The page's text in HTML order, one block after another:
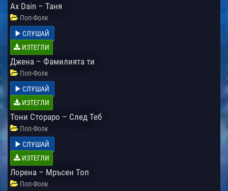
Ax Dain – Таня
Поп-Фолк
СЛУШАЙ
ИЗТЕГЛИ
Джена – Фамилията ти
Поп-Фолк
СЛУШАЙ
ИЗТЕГЛИ
Тони Стораро – След Теб
Поп-Фолк
СЛУШАЙ
ИЗТЕГЛИ
Лорена – Мръсен Топ
Поп-Фолк